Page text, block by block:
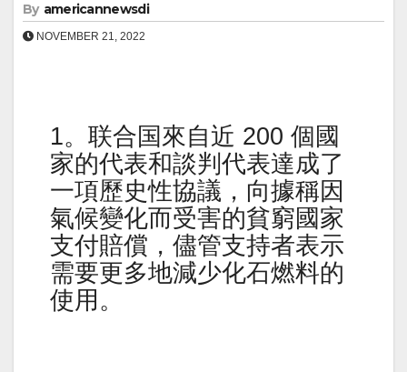
By americannewsdi
NOVEMBER 21, 2022
1。联合国來自近 200 個國
家的代表和談判代表達成了
一項歷史性協議，向據稱因
氣候變化而受害的貧窮國家
支付賠償，儘管支持者表示
需要更多地減少化石燃料的
使用。